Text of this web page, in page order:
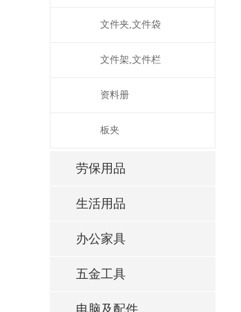
文件夹,文件袋
文件架,文件栏
资料册
板夹
劳保用品
生活用品
办公家具
五金工具
电脑及配件